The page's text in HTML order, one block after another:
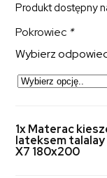
Produkt dostępny
Pokrowiec *
Wybierz
1x Materac
lateksem talalay
X7 180x200